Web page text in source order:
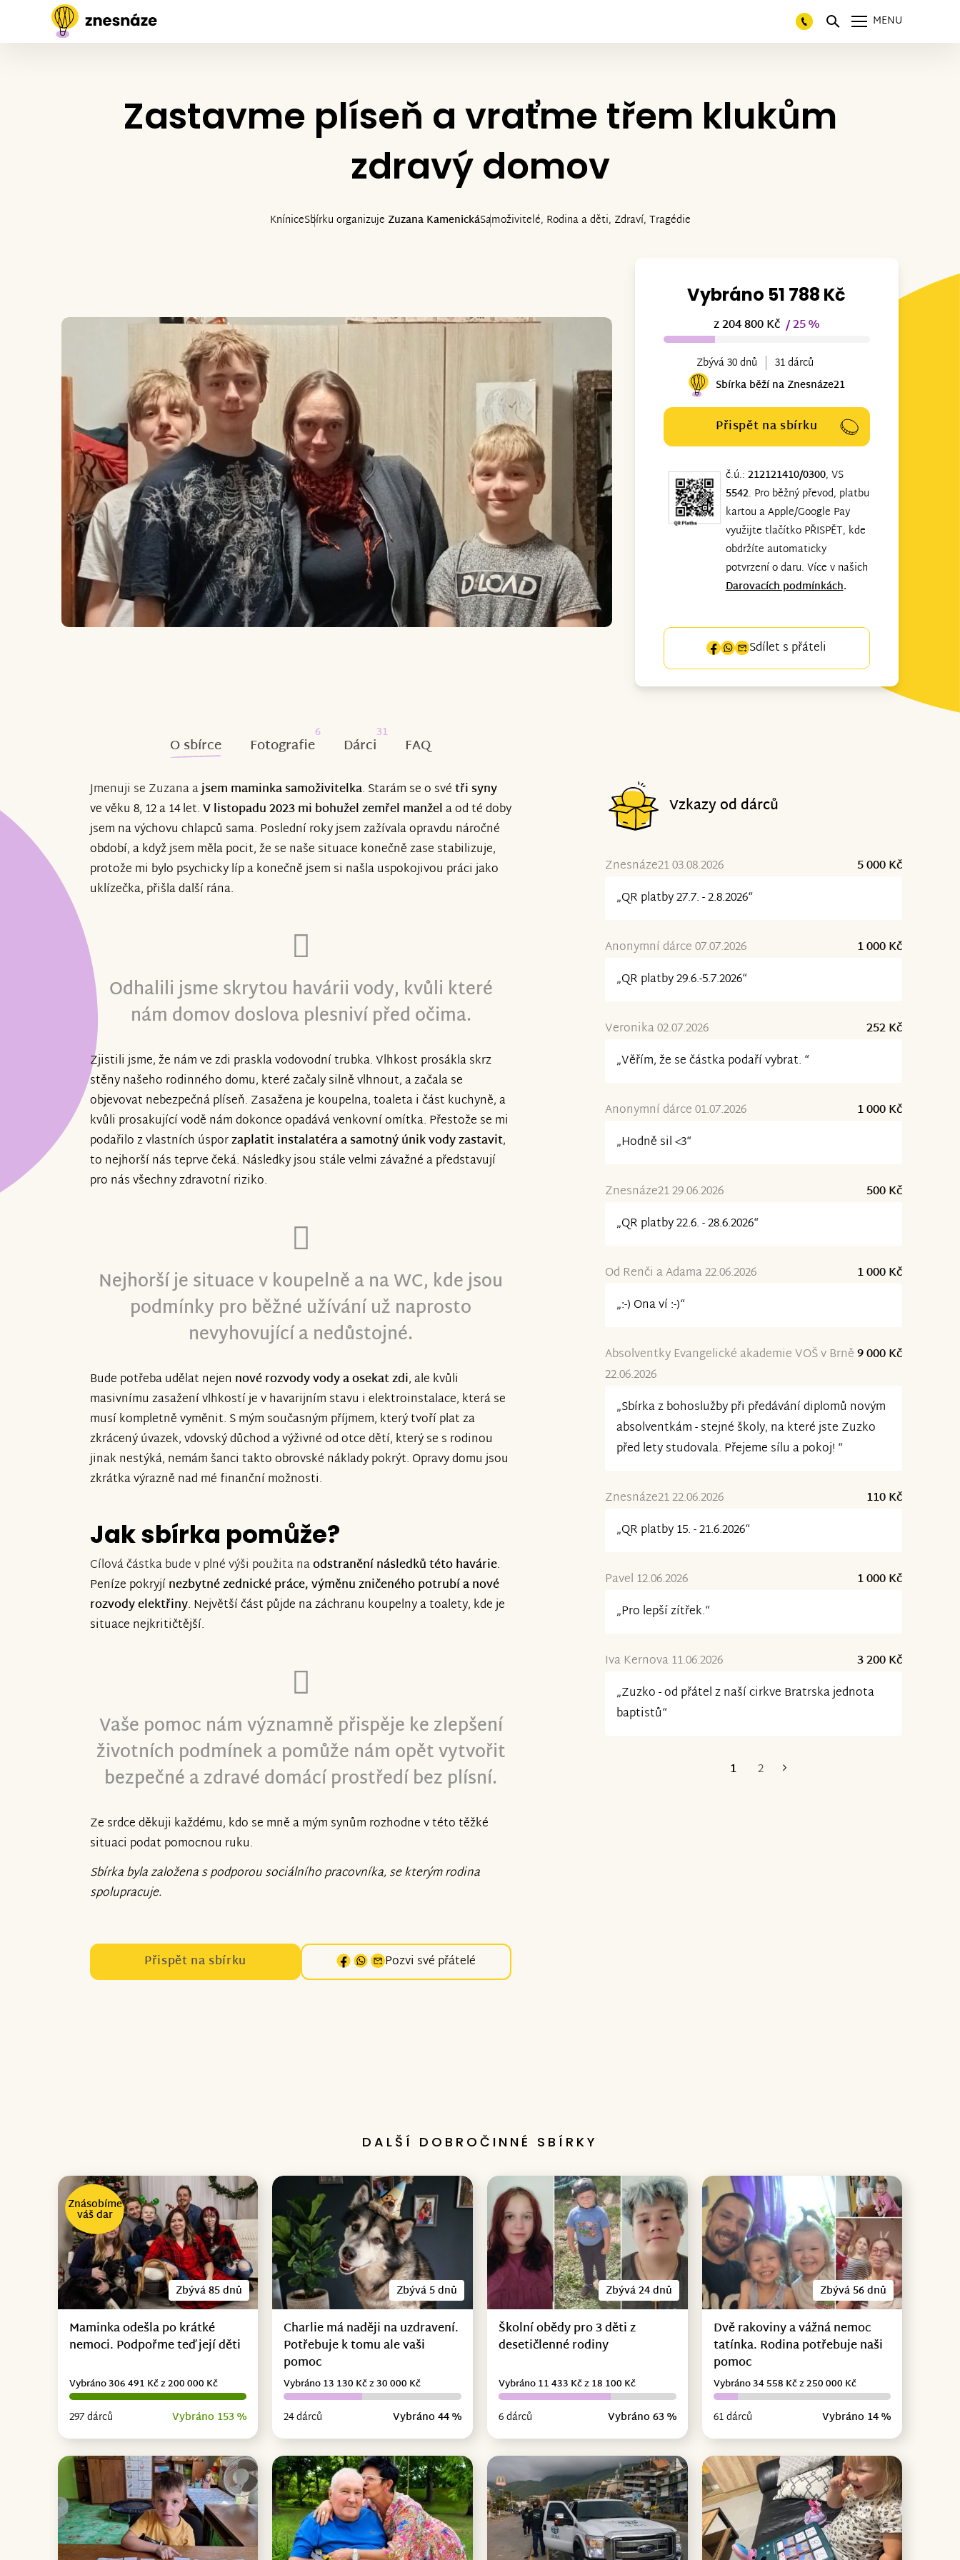
MENU
Zastavme plíseň a vraťme třem klukům
zdravý domov
KníniceSbírku organizuje Zuzana KamenickáSamoživitelé, Rodina a děti, Zdraví, Tragédie
Vybráno 51 788 Kč
z 204 800 Kč/ 25 %
Zbývá 30 dnů
31 dárců
Sbírka běží na Znesnáze21
Přispět na sbírku
č.ú.: 212121410/0300, VS
5542. Pro běžný převod, platbu
kartou a Apple/Google Pay
využijte tlačítko PŘISPĚT, kde
obdržíte automaticky
potvrzení o daru. Více v našich
Darovacích podmínkách.
Sdílet s přáteli
O sbírce Fotografie
6
Dárci
31
FAQ
Jmenuji se Zuzana ajsem maminka samoživitelka. Starám se o svétři syny
ve věku 8, 12 a 14 let.V listopadu 2023 mi bohužel zemřel manžela od té doby
jsem na výchovu chlapců sama. Poslední roky jsem zažívala opravdu náročné
období, a když jsem měla pocit, že se naše situace konečně zase stabilizuje,
protože mi bylo psychicky líp a konečně jsem si našla uspokojivou práci jako
uklízečka, přišla další rána.
Odhalili jsme skrytou havárii vody, kvůli které
nám domov doslova plesniví před očima.
Zjistili jsme, že nám ve zdi praskla vodovodní trubka. Vlhkost prosákla skrz
stěny našeho rodinného domu, které začaly silně vlhnout, a začala se
objevovat nebezpečná plíseň. Zasažena je koupelna, toaleta i část kuchyně, a
kvůli prosakující vodě nám dokonce opadává venkovní omítka. Přestože se mi
podařilo z vlastních úsporzaplatit instalatéra a samotný únik vody zastavit,
to nejhorší nás teprve čeká. Následky jsou stále velmi závažné a představují
pro nás všechny zdravotní riziko.
Nejhorší je situace v koupelně a na WC, kde jsou
podmínky pro běžné užívání už naprosto
nevyhovující a nedůstojné.
Bude potřeba udělat nejen nové rozvody vody a osekat zdi, ale kvůli
masivnímu zasažení vlhkostí je v havarijním stavu i elektroinstalace, která se
musí kompletně vyměnit. S mým současným příjmem, který tvoří plat za
zkrácený úvazek, vdovský důchod a výživné od otce dětí, který se s rodinou
jinak nestýká, nemám šanci takto obrovské náklady pokrýt. Opravy domu jsou
zkrátka výrazně nad mé finanční možnosti.
Jak sbírka pomůže?
Cílová částka bude v plné výši použita naodstranění následků této havárie.
Peníze pokryjínezbytné zednické práce, výměnu zničeného potrubí a nové
rozvody elektřiny. Největší část půjde na záchranu koupelny a toalety, kde je
situace nejkritičtější.
Vaše pomoc nám významně přispěje ke zlepšení
životních podmínek a pomůže nám opět vytvořit
bezpečné a zdravé domácí prostředí bez plísní.
Ze srdce děkuji každému, kdo se mně a mým synům rozhodne v této těžké
situaci podat pomocnou ruku.
Sbírka byla založena s podporou sociálního pracovníka, se kterým rodina
spolupracuje.
Přispět na sbírku Pozvi své přátelé
Vzkazy od dárců
Znesnáze21 03.08.2026
5 000 Kč
„QR platby 27.7. - 2.8.2026“
Anonymní dárce 07.07.2026
1 000 Kč
„QR platby 29.6.-5.7.2026“
Veronika 02.07.2026
252 Kč
„Věřím, že se částka podaří vybrat. “
Anonymní dárce 01.07.2026
1 000 Kč
„Hodně sil <3“
Znesnáze21 29.06.2026
500 Kč
„QR platby 22.6. - 28.6.2026“
Od Renči a Adama 22.06.2026
1 000 Kč
„:-) Ona ví :-)“
Absolventky Evangelické akademie VOŠ v Brně
22.06.2026
9 000 Kč
„Sbírka z bohoslužby při předávání diplomů novým
absolventkám - stejné školy, na které jste Zuzko
před lety studovala. Přejeme sílu a pokoj! “
Znesnáze21 22.06.2026
110 Kč
„QR platby 15. - 21.6.2026“
Pavel 12.06.2026
1 000 Kč
„Pro lepší zítřek.“
Iva Kernova 11.06.2026
3 200 Kč
„Zuzko - od přátel z naší cirkve Bratrska jednota
baptistů“
1 2
DALŠÍ DOBROČINNÉ SBÍRKY
Zbývá 85 dnů
Znásobíme
váš dar
Maminka odešla po krátké
nemoci. Podpořme teď její děti
297 dárců Vybráno 153 %
Vybráno 306 491 Kč z 200 000 Kč
Zbývá 5 dnů
Charlie má naději na uzdravení.
Potřebuje k tomu ale vaši
pomoc
24 dárců Vybráno 44 %
Vybráno 13 130 Kč z 30 000 Kč
Zbývá 24 dnů
Školní obědy pro 3 děti z
desetičlenné rodiny
6 dárců Vybráno 63 %
Vybráno 11 433 Kč z 18 100 Kč
Zbývá 56 dnů
Dvě rakoviny a vážná nemoc
tatínka. Rodina potřebuje naši
pomoc
61 dárců Vybráno 14 %
Vybráno 34 558 Kč z 250 000 Kč